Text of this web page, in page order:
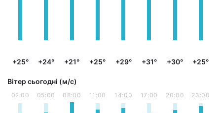
+25° +24° +21° +25° +29° +31° +30° +25°
Вітер сьогодні (м/с)
02:00 05:00 08:00 11:00 14:00 17:00 20:00 23:00